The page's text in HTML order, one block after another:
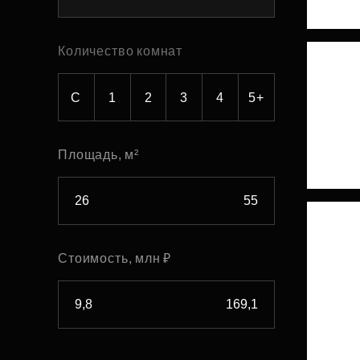
Рефинансирование
Количество комнат
С 1 2 3 4 5+
Площадь, м²
Стоимость, млн ₽